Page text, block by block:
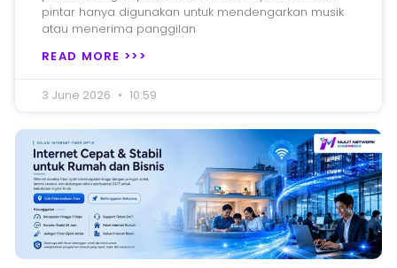
pintar hanya digunakan untuk mendengarkan musik
atau menerima panggilan
READ MORE >>>
3 June 2026 10:59